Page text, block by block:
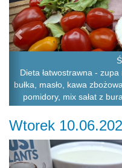
Dieta łatwostrawna -
bułka, masło, kawa
pomidory, mix sałat z
Wtorek
Previous